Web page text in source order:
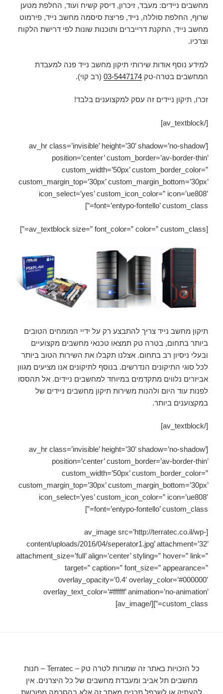
מחשבים ניידים: מעבד, זיכרון, דיסק קשיח ועוד, החלפת מטען
שרוף, החלפת סוללה, נייד, פריצת סיסמה מחשב נייד, פירמוט
מחשב נייד, התקנת דרייברים ותוכנות שונות לפי דרישת הלקוח
וצרכיו.
למידע נוסף אודות שירותי תיקון מחשב נייד פנה למעבדת
המחשבים בטרה-טק 03-5447174 (רב קוי).
זכרו, תיקון ניידים זה עסק למקצוענים בלבד!
[/av_textblock]
[av_hr class=’invisible’ height=’30’ shadow=’no-shadow’
position=’center’ custom_border=’av-border-thin’
custom_width=’50px’ custom_border_color=”
custom_margin_top=’30px’ custom_margin_bottom=’30px’
icon_select=’yes’ custom_icon_color=” icon=’ue808′
font=’entypo-fontello’ custom_class=”]
[av_textblock size=” font_color=” color=” custom_class=”]
תיקון מחשב נייד צריך להתבצע רק על ידיי המומחים הטובים
ביותר בתחום, בטרה טק תמצאו טכנאי מחשבים מקצועיים
ובעלי ניסיון רב בתחום. אצלנו תקבלו את השירות הטוב ביותר
לכל סוגי התיקונים הנדרשים. בנוסף לתיקונים אנו מציעים מגוון
אביזרים נלווים מתקדמים במיוחד למחשבים ניידים. אל תהססו
לפנות עוד היום ולהנות משירות תיקון מחשבים ניידים של
במקצוענים ביותר.
[/av_textblock]
[av_hr class=’invisible’ height=’30’ shadow=’no-shadow’
position=’center’ custom_border=’av-border-thin’
custom_width=’50px’ custom_border_color=”
custom_margin_top=’30px’ custom_margin_bottom=’30px’
icon_select=’yes’ custom_icon_color=” icon=’ue808′
font=’entypo-fontello’ custom_class=”]
[av_image src=’http://terratec.co.il/wp-
content/uploads/2016/04/seperator1.jpg’ attachment=’32’
attachment_size=’full’ align=’center’ styling=” hover=” link=”
target=” caption=” font_size=” appearance=”
overlay_opacity=’0.4′ overlay_color=’#000000′
overlay_text_color=’#ffffff’ animation=’no-animation’
custom_class=”][/av_image]
כל הזכויות באתר זה שמורות לטרה טק – Terratec – חנות
מחשבים תל אביב ומעבדת מחשבים של כל היצרנים. אין